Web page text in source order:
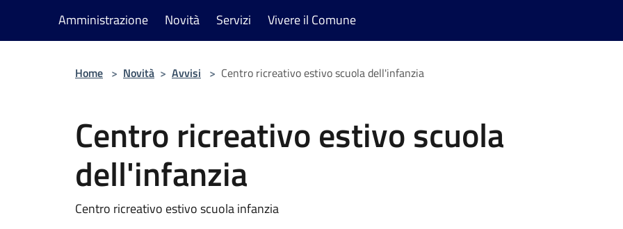
Amministrazione Novità Servizi Vivere il Comune
Home > Novità > Avvisi > Centro ricreativo estivo scuola dell'infanzia
Centro ricreativo estivo scuola
dell'infanzia
Centro ricreativo estivo scuola infanzia